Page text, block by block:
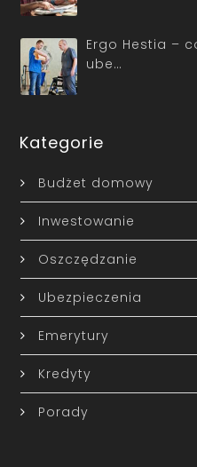
Ergo Hestia –
ube…
Kategorie
Budżet domowy
Inwestowanie
Oszczędzanie
Ubezpieczenia
Emerytury
Kredyty
Porady